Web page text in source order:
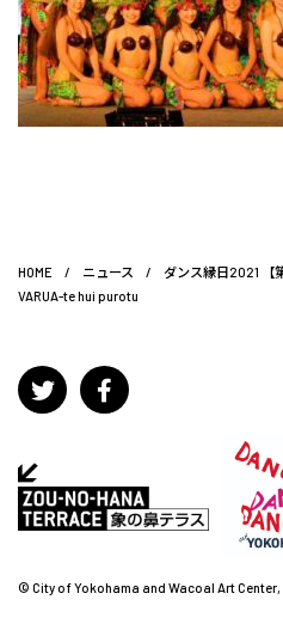
HOME / ニュース / ダンス縁日2021 【
VARUA-te hui purotu
© City of Yokohama and Wacoal Art Center,